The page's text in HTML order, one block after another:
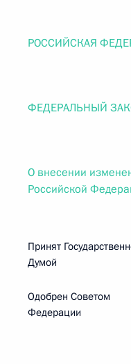
РОССИЙСКАЯ
ФЕДЕРАЛЬНЫЙ
О внесении
Российской
Принят
Думой 7
Одобрен Советом
Федерации 8